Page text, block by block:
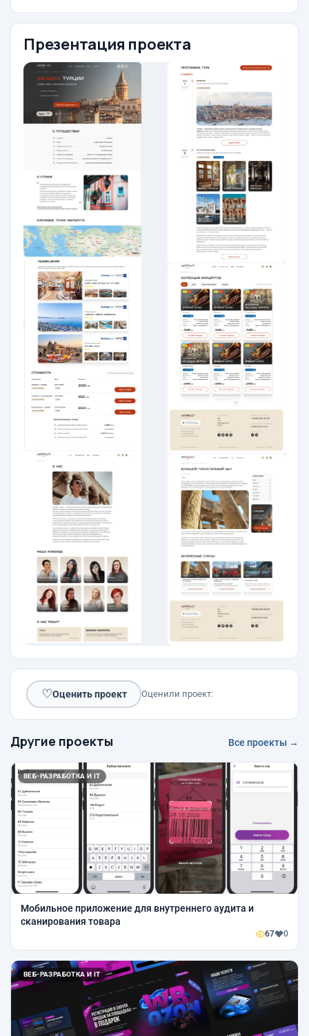
Презентация проекта
♡Оценить проект Оценили проект:
Другие проекты Все проекты →
ВЕБ-РАЗРАБОТКА И IT
Мобильное приложение для внутреннего аудита и
сканирования товара
67 0
ВЕБ-РАЗРАБОТКА И IT